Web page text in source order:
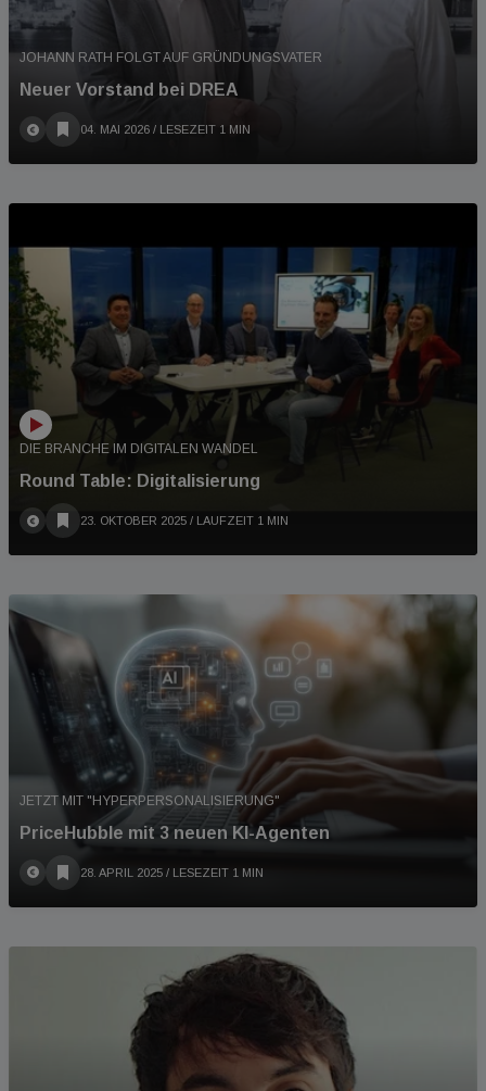
JOHANN RATH FOLGT AUF GRÜNDUNGSVATER
Neuer Vorstand bei DREA
04. MAI 2026 / LESEZEIT 1 MIN
DIE BRANCHE IM DIGITALEN WANDEL
Round Table: Digitalisierung
23. OKTOBER 2025 / LAUFZEIT 1 MIN
JETZT MIT "HYPERPERSONALISIERUNG"
PriceHubble mit 3 neuen KI-Agenten
28. APRIL 2025 / LESEZEIT 1 MIN